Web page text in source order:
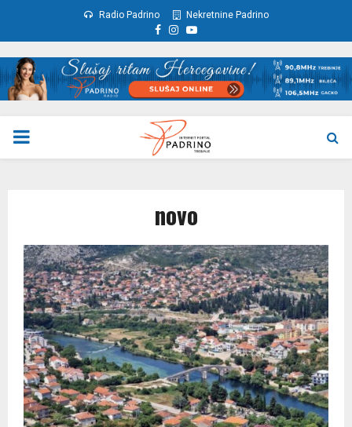
Radio Padrino Nekretnine Padrino
Facebook
Instagram
Youtube
PRIMARY
novo